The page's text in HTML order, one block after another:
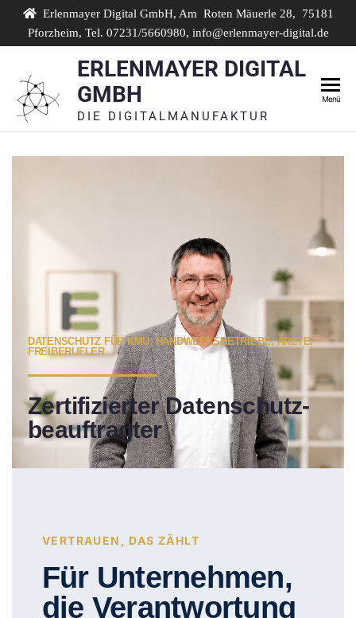
Erlenmayer Digital GmbH, Am Roten Mäuerle 28, 75181
Pforzheim, Tel. 07231/5660980, info@erlenmayer-digital.de
ERLENMAYER DIGITAL
GMBH
DIE DIGITALMANUFAKTUR
Menü
DATENSCHUTZ FÜR KMU, HANDWERKSBETRIEBE, ÄRZTE,
FREIBERUFLER
Zertifizierter Datenschutz­
beauftragter
VERTRAUEN, DAS ZÄHLT
Für Unternehmen,
die Verantwortung